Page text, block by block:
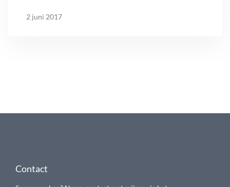
2 juni 2017
Contact